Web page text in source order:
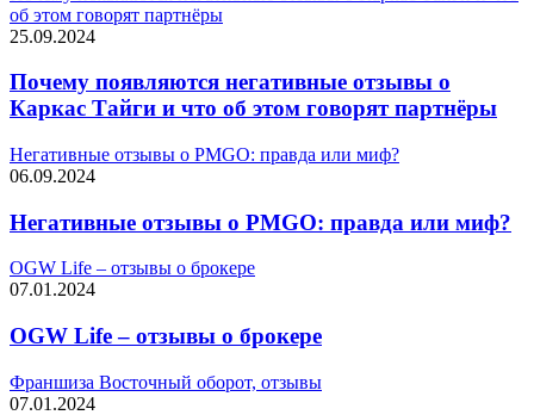
об этом говорят партнёры
25.09.2024
Почему появляются негативные отзывы о
Каркас Тайги и что об этом говорят партнёры
Негативные отзывы о PMGO: правда или миф?
06.09.2024
Негативные отзывы о PMGO: правда или миф?
OGW Life – отзывы о брокере
07.01.2024
OGW Life – отзывы о брокере
Франшиза Восточный оборот, отзывы
07.01.2024